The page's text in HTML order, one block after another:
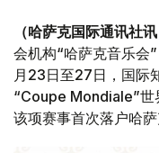
（哈萨克国际通讯社讯
会机构“哈萨克音乐
月23日至27日，国
“Coupe Mondiale”世
该项赛事首次落户哈